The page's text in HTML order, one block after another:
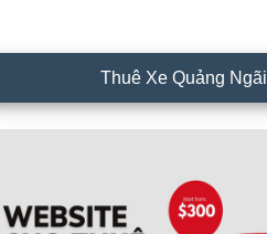
Thuê Xe Quảng Ngãi